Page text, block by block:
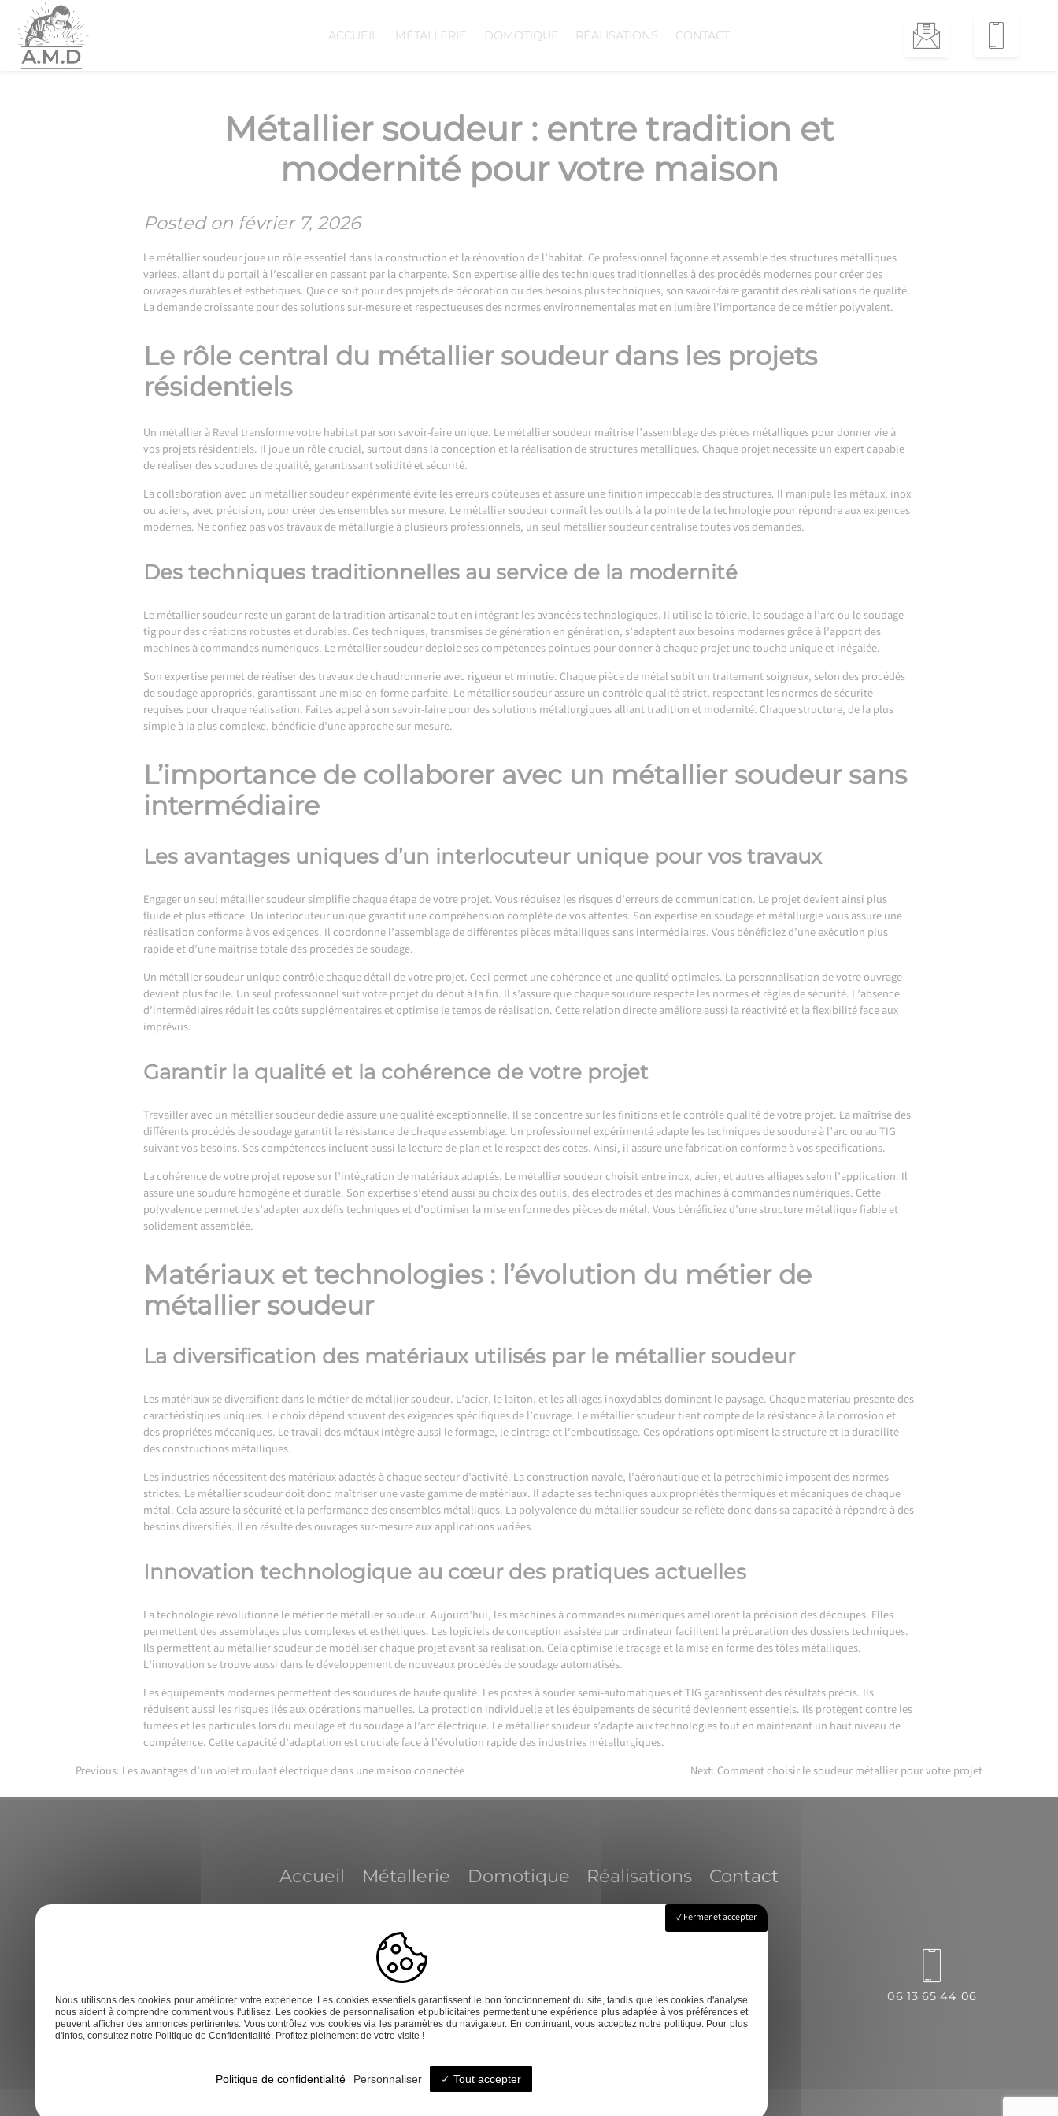
content
ACCUEIL MÉTALLERIE DOMOTIQUE RÉALISATIONS CONTACT
Métallier soudeur : entre tradition et
modernité pour votre maison
Posted on février 7, 2026
Le métallier soudeur joue un rôle essentiel dans la construction et la rénovation de l’habitat. Ce professionnel façonne et assemble des structures métalliques
variées, allant du portail à l’escalier en passant par la charpente. Son expertise allie des techniques traditionnelles à des procédés modernes pour créer des
ouvrages durables et esthétiques. Que ce soit pour des projets de décoration ou des besoins plus techniques, son savoir-faire garantit des réalisations de qualité.
La demande croissante pour des solutions sur-mesure et respectueuses des normes environnementales met en lumière l’importance de ce métier polyvalent.
Le rôle central du métallier soudeur dans les projets
résidentiels
Un métallier à Reveltransforme votre habitat par son savoir-faire unique. Le métallier soudeur maîtrise l’assemblage des pièces métalliques pour donner vie à
vos projets résidentiels. Il joue un rôle crucial, surtout dans la conception et la réalisation de structures métalliques. Chaque projet nécessite un expert capable
de réaliser des soudures de qualité, garantissant solidité et sécurité.
La collaboration avec un métallier soudeur expérimenté évite les erreurs coûteuses et assure une finition impeccable des structures. Il manipule les métaux, inox
ou aciers, avec précision, pour créer des ensembles sur mesure. Le métallier soudeur connaît les outils à la pointe de la technologie pour répondre aux exigences
modernes. Ne confiez pas vos travaux de métallurgie à plusieurs professionnels, un seul métallier soudeur centralise toutes vos demandes.
Des techniques traditionnelles au service de la modernité
Le métallier soudeur reste un garant de la tradition artisanale tout en intégrant les avancées technologiques. Il utilise la tôlerie, le soudage à l’arc ou le soudage
tig pour des créations robustes et durables. Ces techniques, transmises de génération en génération, s’adaptent aux besoins modernes grâce à l’apport des
machines à commandes numériques. Le métallier soudeur déploie ses compétences pointues pour donner à chaque projet une touche unique et inégalée.
Son expertise permet de réaliser des travaux de chaudronnerie avec rigueur et minutie. Chaque pièce de métal subit un traitement soigneux, selon des procédés
de soudage appropriés, garantissant une mise-en-forme parfaite. Le métallier soudeur assure un contrôle qualité strict, respectant les normes de sécurité
requises pour chaque réalisation. Faites appel à son savoir-faire pour des solutions métallurgiques alliant tradition et modernité. Chaque structure, de la plus
simple à la plus complexe, bénéficie d’une approche sur-mesure.
L’importance de collaborer avec un métallier soudeur sans
intermédiaire
Les avantages uniques d’un interlocuteur unique pour vos travaux
Engager un seul métallier soudeur simplifie chaque étape de votre projet. Vous réduisez les risques d’erreurs de communication. Le projet devient ainsi plus
fluide et plus efficace. Un interlocuteur unique garantit une compréhension complète de vos attentes. Son expertise en soudage et métallurgie vous assure une
réalisation conforme à vos exigences. Il coordonne l’assemblage de différentes pièces métalliques sans intermédiaires. Vous bénéficiez d’une exécution plus
rapide et d’une maîtrise totale des procédés de soudage.
Un métallier soudeur unique contrôle chaque détail de votre projet. Ceci permet une cohérence et une qualité optimales. La personnalisation de votre ouvrage
devient plus facile. Un seul professionnel suit votre projet du début à la fin. Il s’assure que chaque soudure respecte les normes et règles de sécurité. L’absence
d’intermédiaires réduit les coûts supplémentaires et optimise le temps de réalisation. Cette relation directe améliore aussi la réactivité et la flexibilité face aux
imprévus.
Garantir la qualité et la cohérence de votre projet
Travailler avec un métallier soudeur dédié assure une qualité exceptionnelle. Il se concentre sur les finitions et le contrôle qualité de votre projet. La maîtrise des
différents procédés de soudage garantit la résistance de chaque assemblage. Un professionnel expérimenté adapte les techniques de soudure à l’arc ou au TIG
suivant vos besoins. Ses compétences incluent aussi la lecture de plan et le respect des cotes. Ainsi, il assure une fabrication conforme à vos spécifications.
La cohérence de votre projet repose sur l’intégration de matériaux adaptés. Le métallier soudeur choisit entre inox, acier, et autres alliages selon l’application. Il
assure une soudure homogène et durable. Son expertise s’étend aussi au choix des outils, des électrodes et des machines à commandes numériques. Cette
polyvalence permet de s’adapter aux défis techniques et d’optimiser la mise en forme des pièces de métal. Vous bénéficiez d’une structure métallique fiable et
solidement assemblée.
Matériaux et technologies : l’évolution du métier de
métallier soudeur
La diversification des matériaux utilisés par le métallier soudeur
Les matériaux se diversifient dans le métier de métallier soudeur. L’acier, le laiton, et les alliages inoxydables dominent le paysage. Chaque matériau présente des
caractéristiques uniques. Le choix dépend souvent des exigences spécifiques de l’ouvrage. Le métallier soudeur tient compte de la résistance à la corrosion et
des propriétés mécaniques. Le travail des métaux intègre aussi le formage, le cintrage et l’emboutissage. Ces opérations optimisent la structure et la durabilité
des constructions métalliques.
Les industries nécessitent des matériaux adaptés à chaque secteur d’activité. La construction navale, l’aéronautique et la pétrochimie imposent des normes
strictes. Le métallier soudeur doit donc maîtriser une vaste gamme de matériaux. Il adapte ses techniques aux propriétés thermiques et mécaniques de chaque
métal. Cela assure la sécurité et la performance des ensembles métalliques. La polyvalence du métallier soudeur se reflète donc dans sa capacité à répondre à des
besoins diversifiés. Il en résulte des ouvrages sur-mesure aux applications variées.
Innovation technologique au cœur des pratiques actuelles
La technologie révolutionne le métier de métallier soudeur. Aujourd’hui, les machines à commandes numériques améliorent la précision des découpes. Elles
permettent des assemblages plus complexes et esthétiques. Les logiciels de conception assistée par ordinateur facilitent la préparation des dossiers techniques.
Ils permettent au métallier soudeur de modéliser chaque projet avant sa réalisation. Cela optimise le traçage et la mise en forme des tôles métalliques.
L’innovation se trouve aussi dans le développement de nouveaux procédés de soudage automatisés.
Les équipements modernes permettent des soudures de haute qualité. Les postes à souder semi-automatiques et TIG garantissent des résultats précis. Ils
réduisent aussi les risques liés aux opérations manuelles. La protection individuelle et les équipements de sécurité deviennent essentiels. Ils protègent contre les
fumées et les particules lors du meulage et du soudage à l’arc électrique. Le métallier soudeur s’adapte aux technologies tout en maintenant un haut niveau de
compétence. Cette capacité d’adaptation est cruciale face à l’évolution rapide des industries métallurgiques.
Navigation
Previous: Les avantages d’un volet roulant électrique dans une maison connectée Next:Comment choisir le soudeur métallier pour votre projet
Accueil Métallerie Domotique Réalisations Contact
1850 route de Castelnaudary
31540 Saint-Félix-Lauragais
Lundi - Vendredi : 8h-12 / 14h-17h contact@amd-31.fr 06 13 65 44 06
Fermer et accepter
Nous utilisons des cookies pour améliorer votre expérience. Les cookies essentiels garantissent le bon fonctionnement du site, tandis que les cookies d'analyse
nous aident à comprendre comment vous l'utilisez. Les cookies de personnalisation et publicitaires permettent une expérience plus adaptée à vos préférences et
peuvent afficher des annonces pertinentes. Vous contrôlez vos cookies via les paramètres du navigateur. En continuant, vous acceptez notre politique. Pour plus
d'infos, consultez notre Politique de Confidentialité. Profitez pleinement de votre visite !
Tout accepter
Personnaliser
Politique de confidentialité